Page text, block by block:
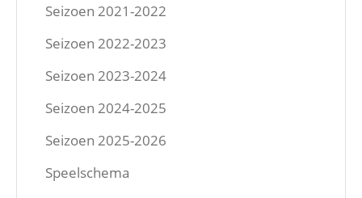
Seizoen 2021-2022
Seizoen 2022-2023
Seizoen 2023-2024
Seizoen 2024-2025
Seizoen 2025-2026
Speelschema